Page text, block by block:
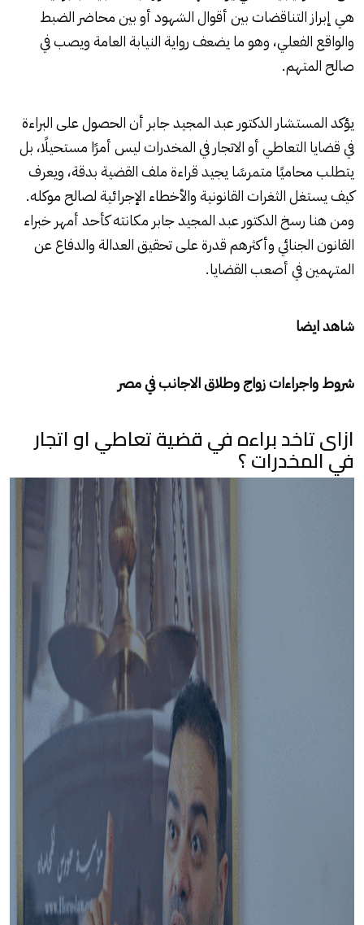
هي إبراز التناقضات بين أقوال الشهود أو بين محاضر الضبط
والواقع الفعلي، وهو ما يضعف رواية النيابة العامة ويصب في
صالح المتهم.
يؤكد المستشار الدكتور عبد المجيد جابر أن الحصول على البراءة
في قضايا التعاطي أو الاتجار في المخدرات ليس أمرًا مستحيلًا، بل
يتطلب محاميًا متمرسًا يجيد قراءة ملف القضية بدقة، ويعرف
كيف يستغل الثغرات القانونية والأخطاء الإجرائية لصالح موكله.
ومن هنا رسخ الدكتور عبد المجيد جابر مكانته كأحد أمهر خبراء
القانون الجنائي وأكثرهم قدرة على تحقيق العدالة والدفاع عن
المتهمين في أصعب القضايا.
شاهد ايضا
شروط واجراءات زواج وطلاق الاجانب في مصر
ازاى تاخد براءه في قضية تعاطي او اتجار
في المخدرات ؟